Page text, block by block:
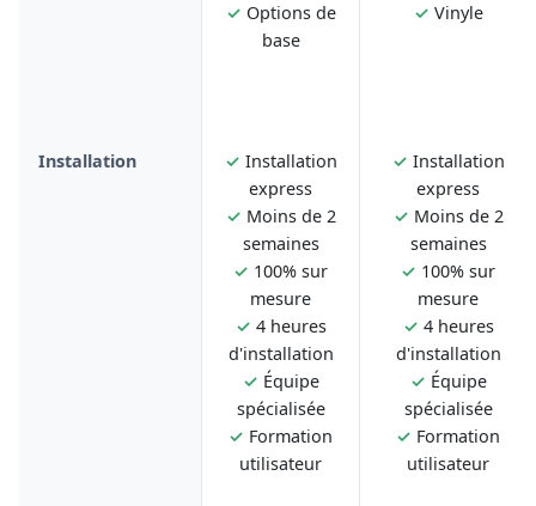
✓ Options de
base
✓ Vinyle
Installation ✓ Installation
express
✓ Moins de 2
semaines
✓ 100% sur
mesure
✓ 4 heures
d'installation
✓ Équipe
spécialisée
✓ Formation
utilisateur
✓ Installation
express
✓ Moins de 2
semaines
✓ 100% sur
mesure
✓ 4 heures
d'installation
✓ Équipe
spécialisée
✓ Formation
utilisateur